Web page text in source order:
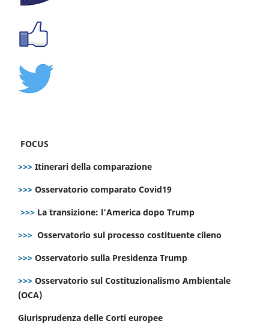
FOCUS
>>> Itinerari della comparazione
>>> Osservatorio comparato Covid19
>>> La transizione: l’America dopo Trump
>>> Osservatorio sul processo costituente cileno
>>> Osservatorio sulla Presidenza Trump
>>> Osservatorio sul Costituzionalismo Ambientale
(OCA)
Giurisprudenza delle Corti europee